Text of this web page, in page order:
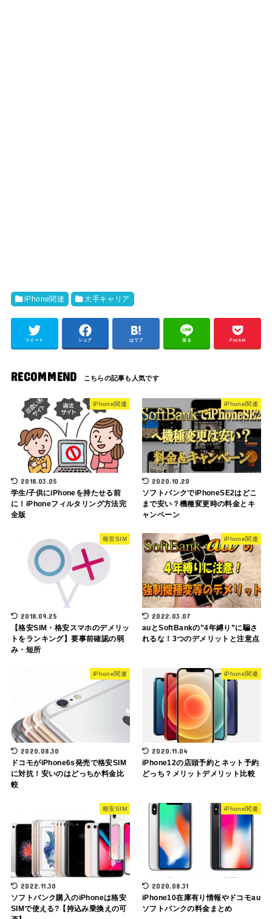
iPhone関連 大手キャリア
ツイート シェア はてブ 送る Pocket
RECOMMEND
iPhone関連
2018.03.05
学生/子供にiPhoneを持たせる前
に！iPhoneフィルタリング方法完
全版
iPhone関連
2020.10.20
ソフトバンクでiPhoneSE2はどこ
まで安い？機種変更時の料金とキ
ャンペーン
格安SIM
2018.09.25
【格安SIM・格安スマホのデメリッ
トをランキング】要事前確認の弱
み・短所
iPhone関連
2022.03.07
auとSoftBankの”4年縛り”に騙さ
れるな！3つのデメリットと注意点
iPhone関連
2020.08.30
ドコモがiPhone6s発売で格安SIM
に対抗！安いのはどっちか料金比
較
iPhone関連
2020.11.04
iPhone12の店頭予約とネット予約
どっち？メリットデメリット比較
格安SIM
2022.11.30
ソフトバンク購入のiPhoneは格安
SIMで使える?【持込み乗換えの可
iPhone関連
2020.08.31
iPhone10在庫有り情報やドコモau
ソフトバンクの料金まとめ